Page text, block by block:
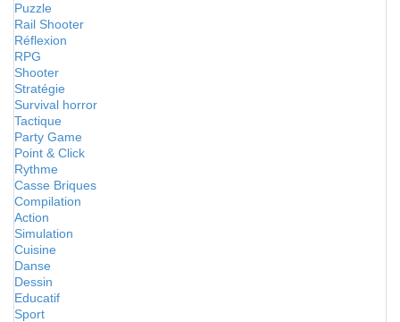
Puzzle
Rail Shooter
Réflexion
RPG
Shooter
Stratégie
Survival horror
Tactique
Party Game
Point & Click
Rythme
Casse Briques
Compilation
Action
Simulation
Cuisine
Danse
Dessin
Educatif
Sport